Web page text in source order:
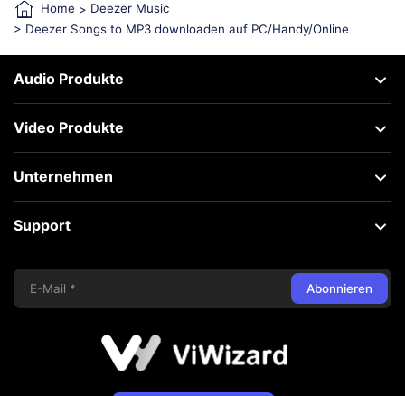
Home > Deezer Music
> Deezer Songs to MP3 downloaden auf PC/Handy/Online
Audio Produkte
Video Produkte
Unternehmen
Support
Abonnieren